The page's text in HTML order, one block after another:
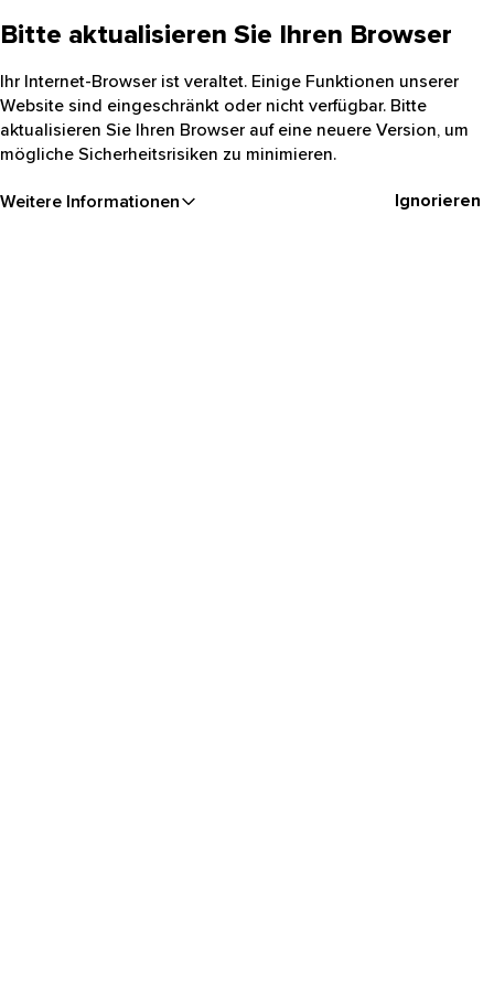
Bitte aktualisieren Sie Ihren Browser
Ihr Internet-Browser ist veraltet. Einige Funktionen unserer
Website sind eingeschränkt oder nicht verfügbar. Bitte
aktualisieren Sie Ihren Browser auf eine neuere Version, um
mögliche Sicherheitsrisiken zu minimieren.
Weitere Informationen Ignorieren